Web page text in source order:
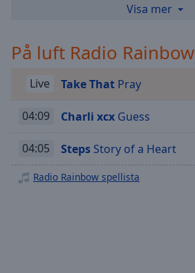
selected
Subtitles
settings,
subtitles
settings
dialog
Electro Lounge
STAR FM
Bandit Rock
Pirate Rock
Dansbandskanalen
Visa mer
På luft Radio Rainbow
Live Take That Pray
04:09 Charli xcx Guess
04:05 Steps Story of a Heart
Radio Rainbow spellista